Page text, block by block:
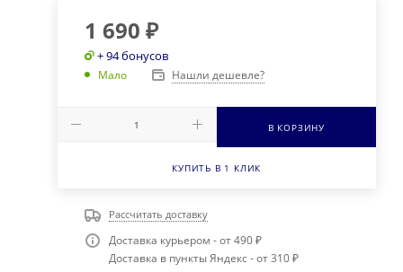
1 690 ₽
+ 94 бонусов
Мало Нашли дешевле?
В КОРЗИНУ
КУПИТЬ В 1 КЛИК
Рассчитать доставку
Доставка курьером - от 490 ₽
Доставка в пункты Яндекс - от 310 ₽